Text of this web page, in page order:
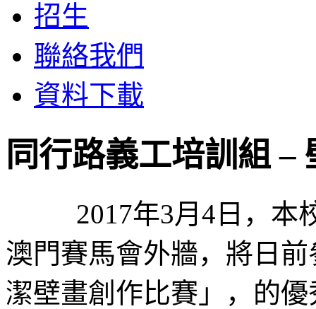
招生
聯絡我們
資料下載
同行路義工培訓組 –
2017年3月4日，本校
澳門賽馬會外牆，將日
潔壁畫創作比賽」，的